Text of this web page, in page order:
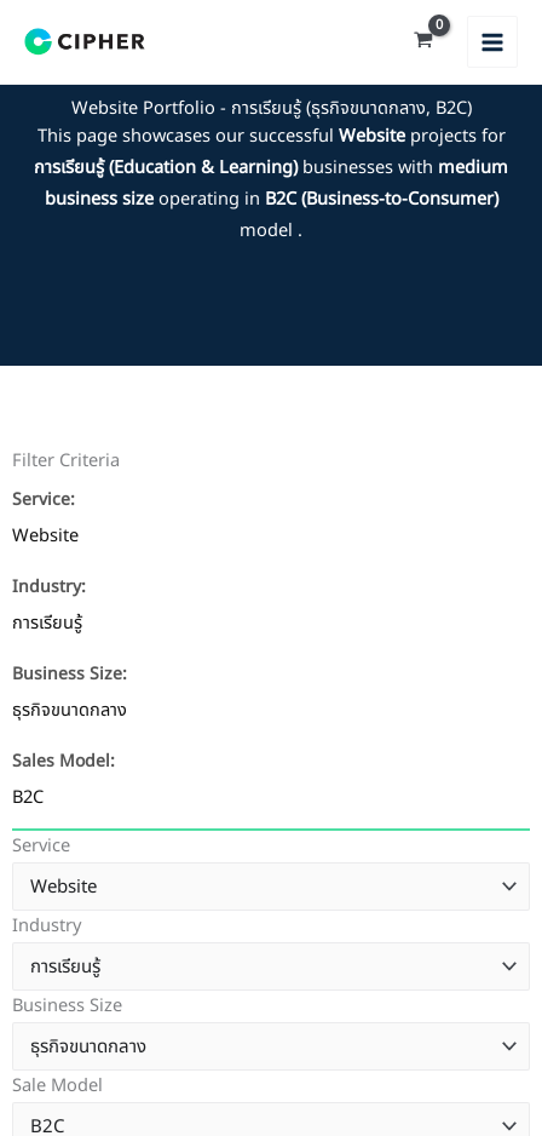
Website Portfolio - การเรียนรู้ (ธุรกิจขนาดกลาง, B2C)
This page showcases our successful Websiteprojects for
การเรียนรู้ (Education & Learning)businesses with medium
business sizeoperating in B2C (Business-to-Consumer)
model .
Filter Criteria
Service:
Website
Industry:
การเรียนรู้
Business Size:
ธุรกิจขนาดกลาง
Sales Model:
B2C
Service
Industry
Business Size
Sale Model